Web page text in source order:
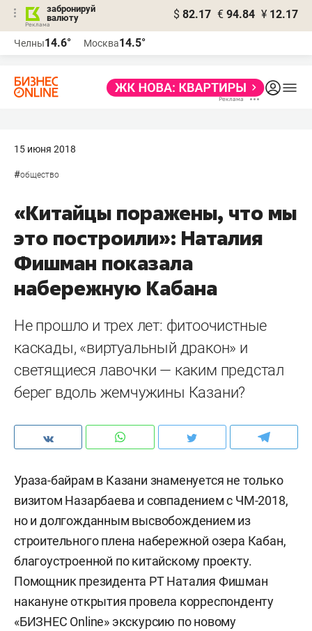
забронируй
валюту
$ 82.17 € 94.84 ¥ 12.17
Челны14.6° Москва14.5°
15 июня 2018
#общество
«Китайцы поражены, что мы
это построили»: Наталия
Фишман показала
набережную Кабана
Не прошло и трех лет: фитоочистные
каскады, «виртуальный дракон» и
светящиеся лавочки — каким предстал
берег вдоль жемчужины Казани?
Ураза-байрам в Казани знаменуется не только
визитом Назарбаева и совпадением с ЧМ-2018,
но и долгожданным высвобождением из
строительного плена набережной озера Кабан,
благоустроенной по китайскому проекту.
Помощник президента РТ Наталия Фишман
накануне открытия провела корреспонденту
«БИЗНЕС Online» экскурсию по новому